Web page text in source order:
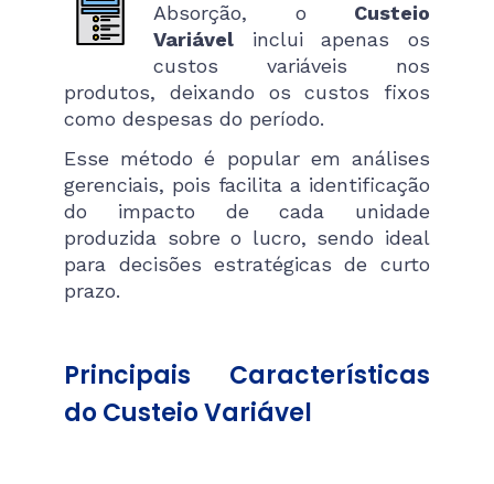
Absorção, o Custeio
Variável inclui apenas os
custos variáveis nos
produtos, deixando os custos fixos
como despesas do período.
Esse método é popular em análises
gerenciais, pois facilita a identificação
do impacto de cada unidade
produzida sobre o lucro, sendo ideal
para decisões estratégicas de curto
prazo.
Principais Características
do Custeio Variável